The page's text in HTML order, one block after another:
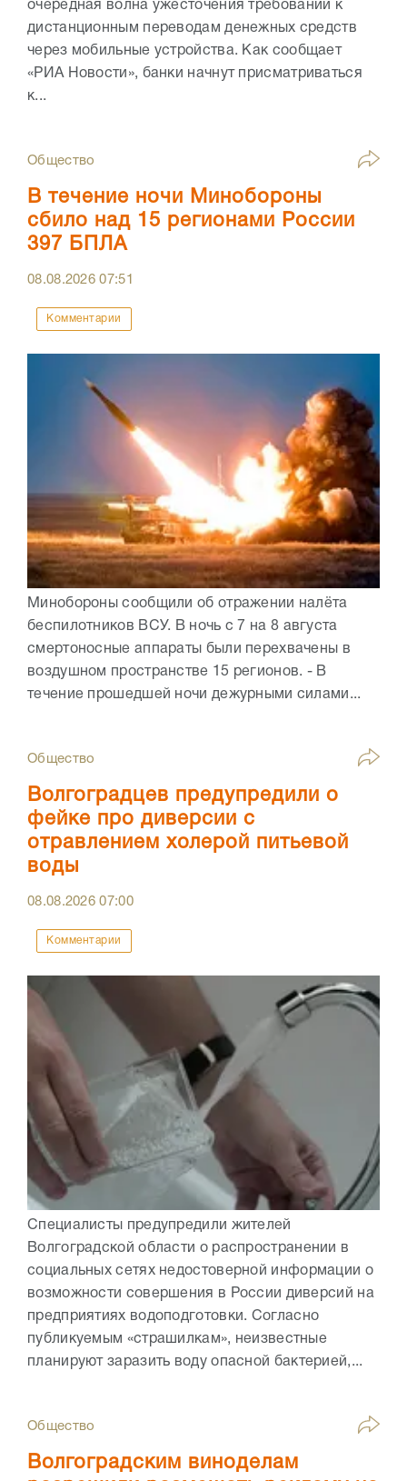
очередная волна ужесточения требований к
дистанционным переводам денежных средств
через мобильные устройства. Как сообщает
«РИА Новости», банки начнут присматриваться
к...
Общество
В течение ночи Минобороны
сбило над 15 регионами России
397 БПЛА
08.08.202607:51
Комментарии
Минобороны сообщили об отражении налёта
беспилотников ВСУ. В ночь с 7 на 8 августа
смертоносные аппараты были перехвачены в
воздушном пространстве 15 регионов. - В
течение прошедшей ночи дежурными силами...
Общество
Волгоградцев предупредили о
фейке про диверсии с
отравлением холерой питьевой
воды
08.08.202607:00
Комментарии
Специалисты предупредили жителей
Волгоградской области о распространении в
социальных сетях недостоверной информации о
возможности совершения в России диверсий на
предприятиях водоподготовки. Согласно
публикуемым «страшилкам», неизвестные
планируют заразить воду опасной бактерией,...
Общество
Волгоградским виноделам